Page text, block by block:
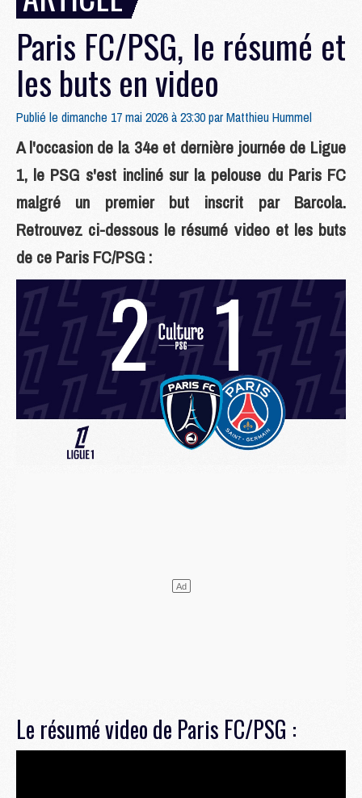
Paris FC/PSG, le résumé et
les buts en video
Publié le dimanche 17 mai 2026 à 23:30 parMatthieu Hummel
A l'occasion de la 34e et dernière journée de Ligue
1, le PSG s'est incliné sur la pelouse du Paris FC
malgré un premier but inscrit par Barcola.
Retrouvez ci-dessous le résumé video et les buts
de ce Paris FC/PSG :
Le résumé video de Paris FC/PSG :